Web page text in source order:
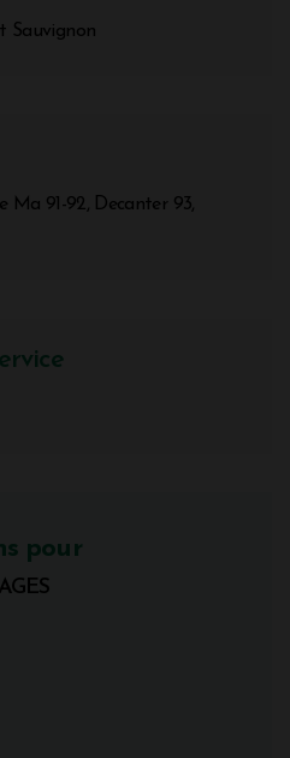
Sauvignon
Ma 91-92, Decanter 93,
pour